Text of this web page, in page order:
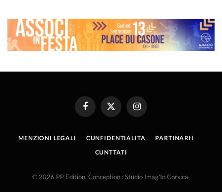
FacebookX
(Twitter)
Instagram
MENZIONI LEGALI CUNFIDENTIALITA
PARTINARII
CUNTTATI
© 2026 PP Edition. Conception : Studio Imag'In Corsica.